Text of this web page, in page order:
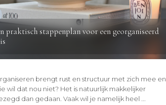
praktisch stappenplan voor een georganiseerd
brengt rust en structuur met zich mee en
wil dat nou niet? Het is natuurlijk makkelijker
dan gedaan. Vaak wil je namelijk heel ...